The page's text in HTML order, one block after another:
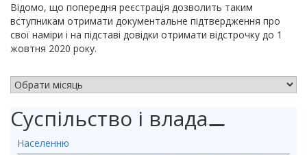
Відомо, що попередня реєстрація дозволить таким
вступникам отримати документальне підтвердження про
свої наміри і на підставі довідки отримати відстрочку до 1
жовтня 2020 року.
Суспільство і влада⚊
Населенню